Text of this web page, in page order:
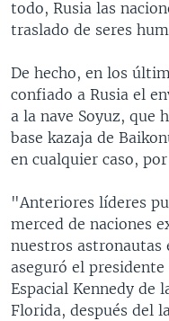
todo, Rusia las
traslado de seres
De hecho, en los
confiado a Rusia el
a la nave Soyuz, que
base kazaja de
en cualquier caso,
"Anteriores líderes
merced de naciones
nuestros astronautas
aseguró el
Espacial Kennedy de
Florida, después del